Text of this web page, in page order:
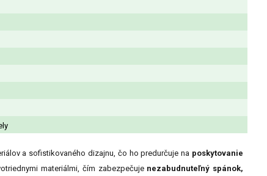
a sofistikovaného dizajnu, čo ho predurčuje na poskytovanie
materiálmi, čím zabezpečujenezabudnuteľný spánok,